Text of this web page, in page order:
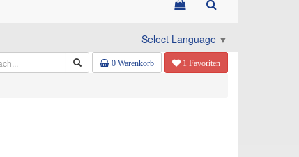
Select Language ▼
0 Warenkorb 1 Favoriten